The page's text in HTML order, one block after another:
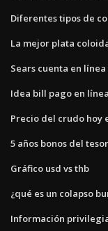
Diferentes tipos de
La mejor plata
Sears cuenta en
Idea bill pago en
Precio del crudo hoy
5 años bonos del
Gráfico usd vs thb
¿qué es un colapso
Información